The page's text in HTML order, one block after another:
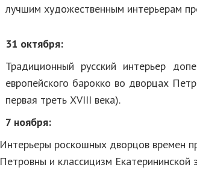
лучшим художественным интерьерам
31 октября:
Традиционный русский интерьер
европейского барокко во дворцах
первая треть XVIII века).
7 ноября:
Интерьеры роскошных дворцов времен
Петровны и классицизм Екатерининской